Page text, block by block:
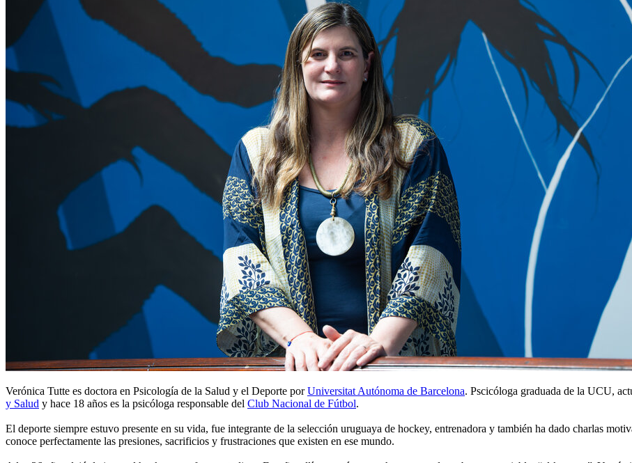
Verónica Tutte es doctora en Psicología de la Salud y el Deporte porUniversitat Autónoma de Barcelona. Pscicóloga graduada de la UCU,
y Salud y hace 18 años es la psicóloga responsable del Club Nacional de Fútbol.
El deporte siempre estuvo presente en su vida, fue integrante de la selección uruguaya de hockey, entrenadora y también ha dado charlas
conoce perfectamente las presiones, sacrificios y frustraciones que existen en ese mundo.